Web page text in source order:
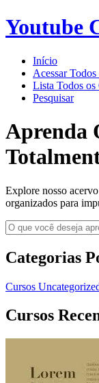
Youtube
Início
Acessar
Lista Todos os
Pesquisar
Aprenda
Explore nosso
organizados para
Categorias
Cursos
Cursos